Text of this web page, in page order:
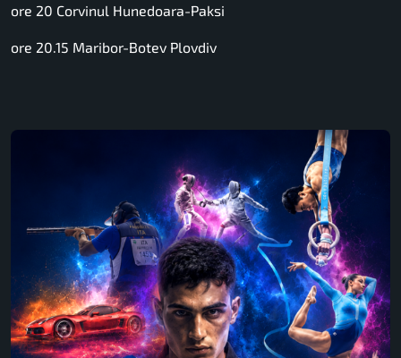
ore 20 Corvinul Hunedoara-Paksi
ore 20.15 Maribor-Botev Plovdiv